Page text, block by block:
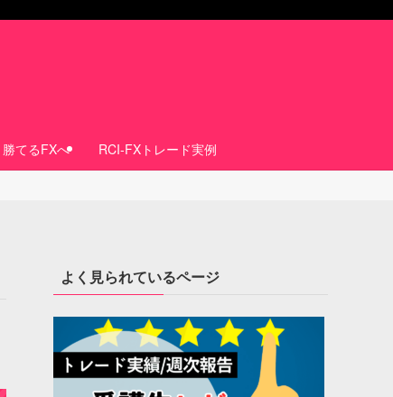
勝てるFXへ RCI-FXトレード実例
よく見られているページ